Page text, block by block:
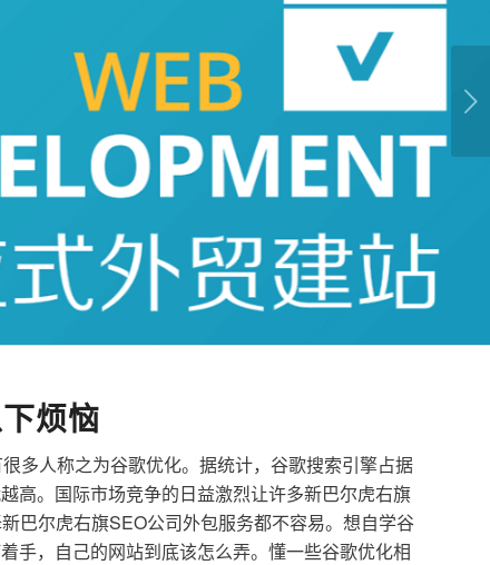
下一页
烦恼
多人称之为谷歌优化。据统计，谷歌搜索引擎占据
高。国际市场竞争的日益激烈让许多新巴尔虎右旗
巴尔虎右旗SEO公司外包服务都不容易。想自学谷
手，自己的网站到底该怎么弄。懂一些谷歌优化相